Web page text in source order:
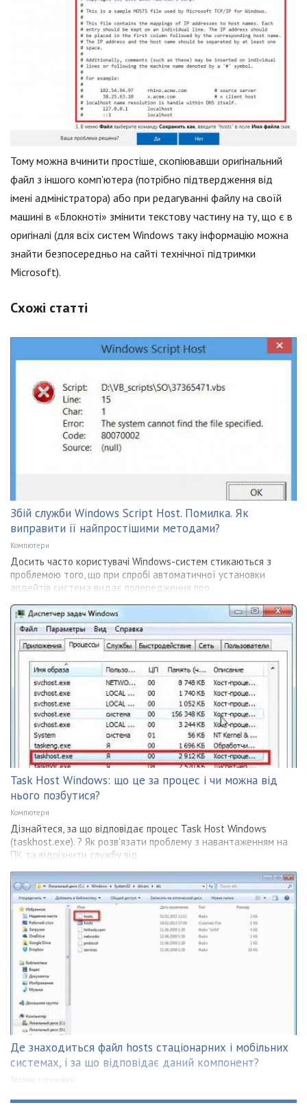
Тому можна вчинити простіше, скопіювавши оригінальний
файл з іншого комп'ютера (потрібно підтвердження від
імені адміністратора) або при редагуванні файлу на своїй
машині в «Блокноті» змінити текстову частину на ту, що є в
оригіналі (для всіх систем Windows таку інформацію можна
знайти безпосередньо на сайті технічної підтримки
Microsoft).
Схожі статті
Збій служби Windows Script Host. Помилка. Як
виправити її найпростішими методами?
Компютери
Досить часто користувачі Windows-систем стикаються з
проблемою того, що при спробі автоматичної установки
апдейтів система видає попередження про
Task Host Windows: що це за процес і чи можна від
нього позбутися?
Компютери
Дізнайтеся, за що відповідає процес Task Host Windows
(taskhost.exe). ? Як розв'язати проблему з навантаженням на
ПК та відрізнити службу від
Де знаходиться файл hosts стаціонарних і мобільних
системах, і за що відповідає даний компонент?
Техніка і технології